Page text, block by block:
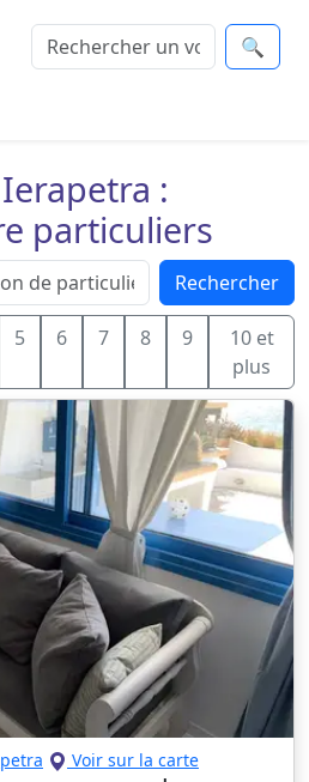
🔍
:
particuliers
Rechercher
5 6 7 8 9
10 et
plus
Voir sur la carte